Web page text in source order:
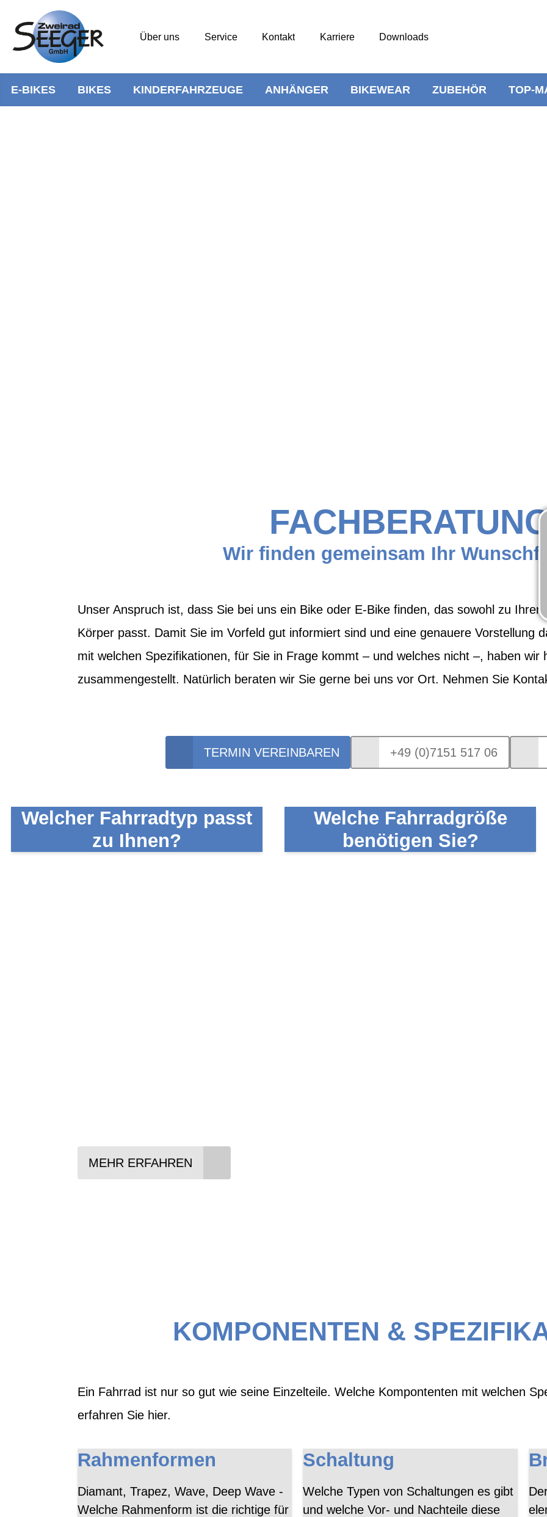
Über uns Service Kontakt Karriere Downloads
E-BIKES BIKES KINDERFAHRZEUGE ANHÄNGER BIKEWEAR ZUBEHÖR TOP-
Wir finden gemeinsam Ihr
Unser Anspruch ist, dass Sie bei uns ein Bike oder E-Bike finden, das sowohl zu
Körper passt. Damit Sie im Vorfeld gut informiert sind und eine genauere Vorstellung
mit welchen Spezifikationen, für Sie in Frage kommt – und welches nicht –, haben wir
zusammengestellt. Natürlich beraten wir Sie gerne bei uns vor Ort. Nehmen Sie
TERMIN VEREINBAREN +49 (0)7151 517 06
Welcher Fahrradtyp passt
zu Ihnen?
Welche Fahrradgröße
benötigen Sie?
MEHR ERFAHREN
KOMPONENTEN &
Ein Fahrrad ist nur so gut wie seine Einzelteile. Welche Kompontenten mit welchen
erfahren Sie hier.
Rahmenformen
Diamant, Trapez, Wave, Deep Wave -
Welche Rahmenform ist die richtige für
Schaltung
Welche Typen von Schaltungen es gibt
und welche Vor- und Nachteile diese